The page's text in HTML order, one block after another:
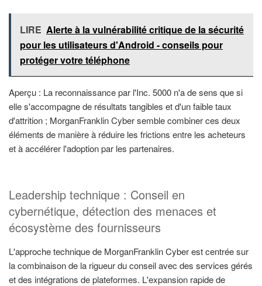
LIRE Alerte à la vulnérabilité critique de la sécurité
pour les utilisateurs d'Android - conseils pour
protéger votre téléphone
Aperçu : La reconnaissance par l'Inc. 5000 n'a de sens que si
elle s'accompagne de résultats tangibles et d'un faible taux
d'attrition ; MorganFranklin Cyber semble combiner ces deux
éléments de manière à réduire les frictions entre les acheteurs
et à accélérer l'adoption par les partenaires.
Leadership technique : Conseil en
cybernétique, détection des menaces et
écosystème des fournisseurs
L'approche technique de MorganFranklin Cyber est centrée sur
la combinaison de la rigueur du conseil avec des services gérés
et des intégrations de plateformes. L'expansion rapide de